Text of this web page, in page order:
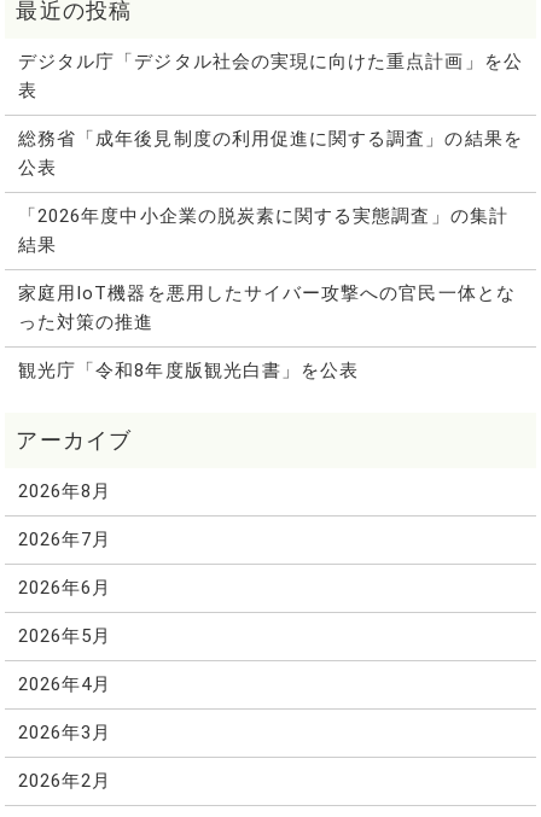
デジタル庁「デジタル社会の実現に向けた重点計画」を公
表
総務省「成年後見制度の利用促進に関する調査」の結果を
公表
「2026年度中小企業の脱炭素に関する実態調査」の集計
結果
家庭用IoT機器を悪用したサイバー攻撃への官民一体とな
った対策の推進
観光庁「令和8年度版観光白書」を公表
2026年8月
2026年7月
2026年6月
2026年5月
2026年4月
2026年3月
2026年2月